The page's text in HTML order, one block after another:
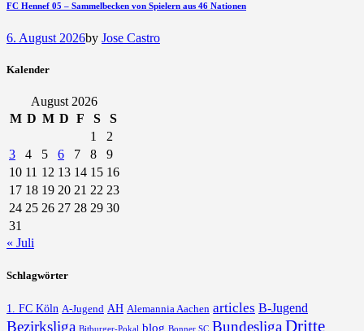
FC Hennef 05 – Sammelbecken von Spielern aus 46 Nationen
6. August 2026by Jose Castro
Kalender
August 2026
M D M D F S
S
1
2
3
4 5 6 7 8
9
10 11 12 13 14 15 16
17 18 19 20 21 22 23
24 25 26 27 28 29 30
31
« Juli
Schlagwörter
1. FC Köln A-Jugend AH Alemannia Aachen articles B-Jugend
Bezirksliga Bitburger-Pokal blog Bonner SC Bundesliga Dritte